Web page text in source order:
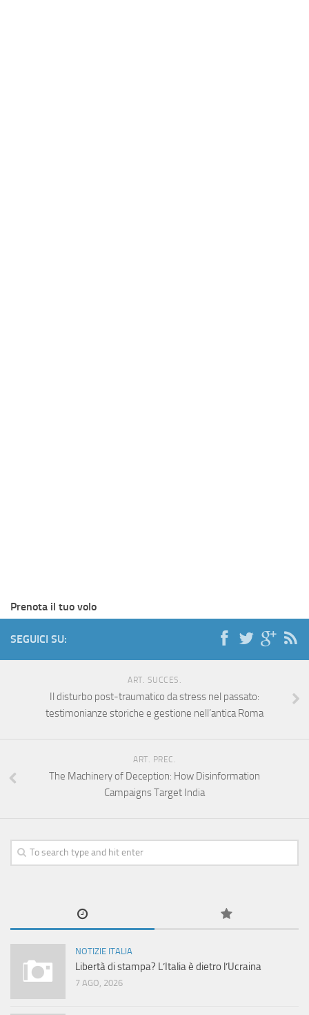
Prenota il tuo volo
SEGUICI SU:
ART. SUCCES.
Il disturbo post-traumatico da stress nel passato:
testimonianze storiche e gestione nell’antica Roma
ART. PREC.
The Machinery of Deception: How Disinformation
Campaigns Target India
NOTIZIE ITALIA
Libertà di stampa? L’Italia è dietro l’Ucraina
7 AGO, 2026